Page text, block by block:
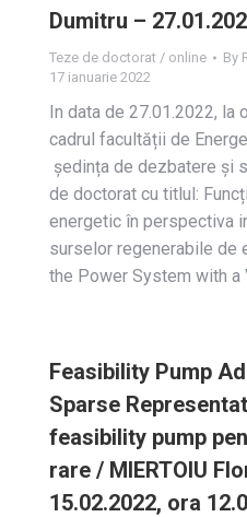
Dumitru –
Teze de doctorat / online By
17 ianuarie 2022
In data de 27.01.2022, la
cadrul facultății de
ședința de dezbatere și
de doctorat cu titlul:
energetic în perspectiva
surselor regenerabile de
the Power System with
Feasibility Pump
Sparse
feasibility pump
rare / MIERTOIU
15.02.2022, ora